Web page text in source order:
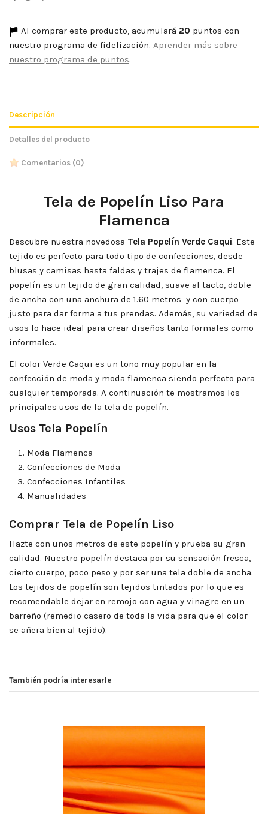
Al comprar este producto, acumulará 20 puntos con
nuestro programa de fidelización. Aprender más sobre
nuestro programa de puntos.
Descripción
Detalles del producto
Comentarios (0)
Tela de Popelín Liso Para
Flamenca
Descubre nuestra novedosa Tela Popelín Verde Caqui. Este
tejido es perfecto para todo tipo de confecciones, desde
blusas y camisas hasta faldas y trajes de flamenca. El
popelín es un tejido de gran calidad, suave al tacto, doble
de ancha con una anchura de 1.60 metros y con cuerpo
justo para dar forma a tus prendas. Además, su variedad de
usos lo hace ideal para crear diseños tanto formales como
informales.
El color Verde Caqui es un tono muy popular en la
confección de moda y moda flamenca siendo perfecto para
cualquier temporada. A continuación te mostramos los
principales usos de la tela de popelín.
Usos Tela Popelín
Moda Flamenca
Confecciones de Moda
Confecciones Infantiles
Manualidades
Comprar Tela de Popelín Liso
Hazte con unos metros de este popelín y prueba su gran
calidad. Nuestro popelín destaca por su sensación fresca,
cierto cuerpo, poco peso y por ser una tela doble de ancha.
Los tejidos de popelín son tejidos tintados por lo que es
recomendable dejar en remojo con agua y vinagre en un
barreño (remedio casero de toda la vida para que el color
se añera bien al tejido).
También podría interesarle